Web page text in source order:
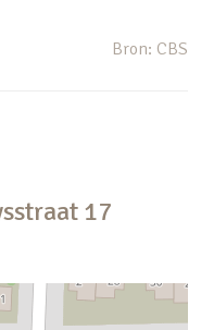
Bron: CBS
17